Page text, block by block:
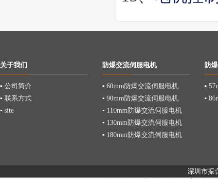
关于我们
▪ 公司简介
▪ 联系方式
▪ site
防爆交流伺服电机
▪ 60mm防爆交流伺服电机
▪ 90mm防爆交流伺服电机
▪ 110mm防爆交流伺服电机
▪ 130mm防爆交流伺服电机
▪ 180mm防爆交流伺服电机
防
▪
▪
深圳市振